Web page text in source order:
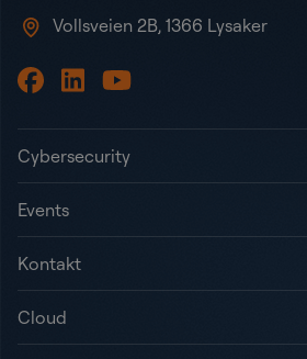
Vollsveien 2B, 1366 Lysaker
Cybersecurity
Events
Kontakt
Cloud